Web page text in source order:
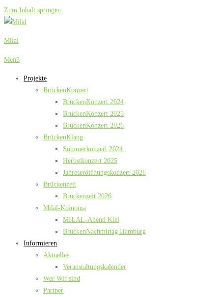
Zum Inhalt springen
Milal
Menü
Projekte
BrückenKonzert
BrückenKonzert 2024
BrückenKonzert 2025
BrückenKonzert 2026
BrückenKlang
Sommerkonzert 2024
Herbstkonzert 2025
Jahreseröffnungskonzert 2026
Brückenzeit
Brückenzeit 2026
Milal-Koinonia
MILAL-Abend Kiel
BrückenNachmittag Hamburg
Informieren
Aktuelles
Veranstaltungskalender
Wer Wir sind
Partner